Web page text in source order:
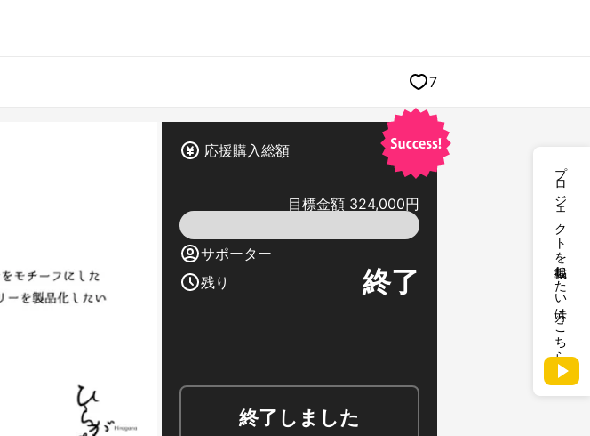
プロジェクトを掲載したい方はこちら
7
応援購入総額
目標金額 324,000円
サポーター
残り
終了
終了しました